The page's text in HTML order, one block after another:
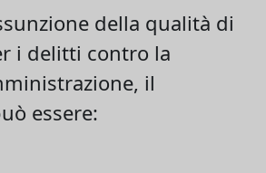
della qualità di
i delitti contro la
il
essere: